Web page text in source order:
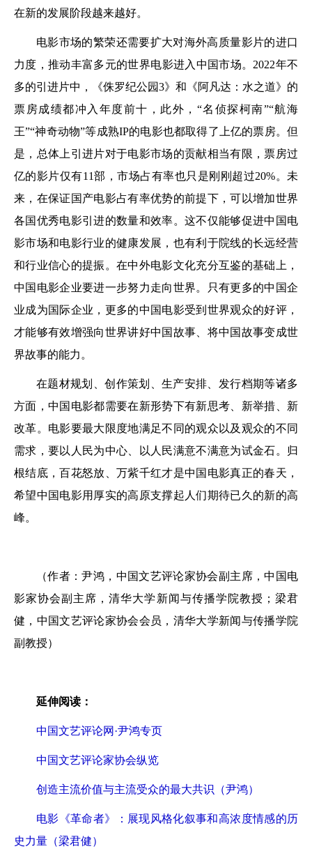
在新的发展阶段越来越好。
电影市场的繁荣还需要扩大对海外高质量影片的进口
力度，推动丰富多元的世界电影进入中国市场。2022年不
多的引进片中，《侏罗纪公园3》和《阿凡达：水之道》的
票房成绩都冲入年度前十，此外，“名侦探柯南”“航海
王”“神奇动物”等成熟IP的电影也都取得了上亿的票房。但
是，总体上引进片对于电影市场的贡献相当有限，票房过
亿的影片仅有11部，市场占有率也只是刚刚超过20%。未
来，在保证国产电影占有率优势的前提下，可以增加世界
各国优秀电影引进的数量和效率。这不仅能够促进中国电
影市场和电影行业的健康发展，也有利于院线的长远经营
和行业信心的提振。在中外电影文化充分互鉴的基础上，
中国电影企业要进一步努力走向世界。只有更多的中国企
业成为国际企业，更多的中国电影受到世界观众的好评，
才能够有效增强向世界讲好中国故事、将中国故事变成世
界故事的能力。
在题材规划、创作策划、生产安排、发行档期等诸多
方面，中国电影都需要在新形势下有新思考、新举措、新
改革。电影要最大限度地满足不同的观众以及观众的不同
需求，要以人民为中心、以人民满意不满意为试金石。归
根结底，百花怒放、万紫千红才是中国电影真正的春天，
希望中国电影用厚实的高原支撑起人们期待已久的新的高
峰。
（作者：尹鸿，中国文艺评论家协会副主席，中国电
影家协会副主席，清华大学新闻与传播学院教授；梁君
健，中国文艺评论家协会会员，清华大学新闻与传播学院
副教授）
延伸阅读：
中国文艺评论网·尹鸿专页
中国文艺评论家协会纵览
创造主流价值与主流受众的最大共识（尹鸿）
电影《革命者》：展现风格化叙事和高浓度情感的历
史力量（梁君健）